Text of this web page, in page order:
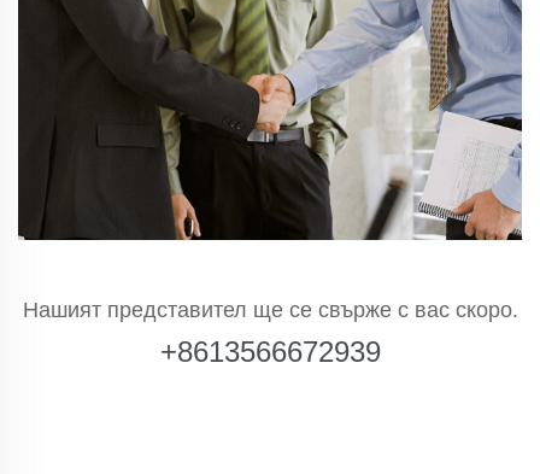
Нашият представител ще се свърже с вас скоро.
+8613566672939